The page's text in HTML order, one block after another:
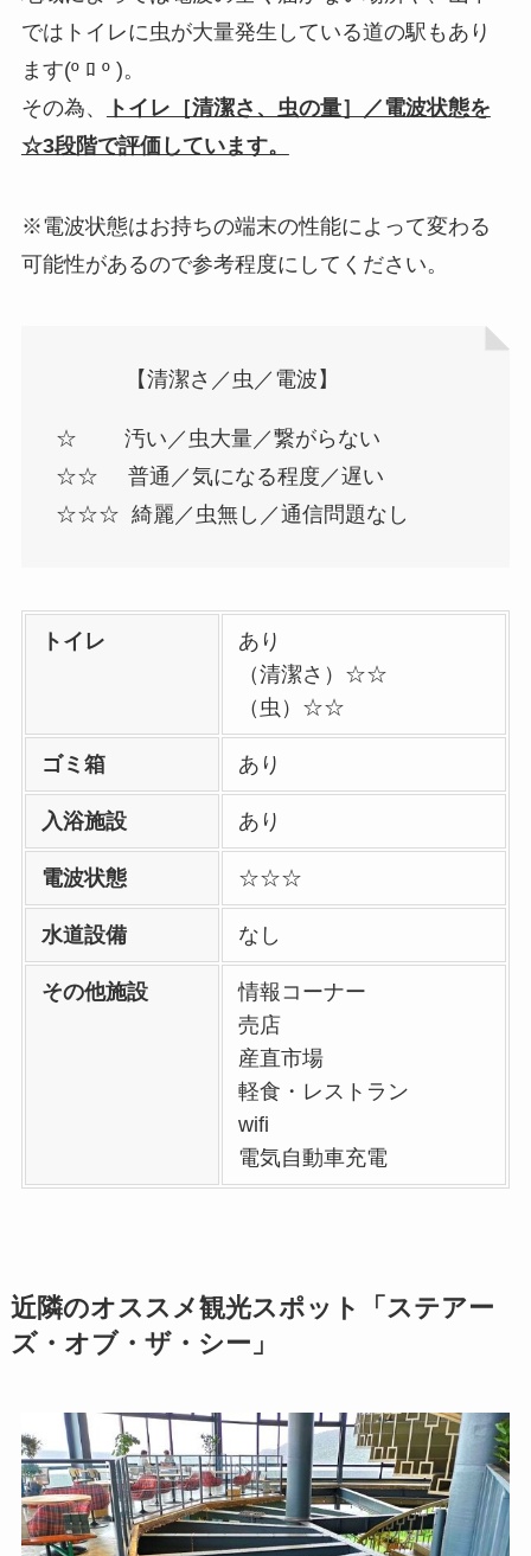
ではトイレに虫が大量発生している道の駅もあり
ます(º ﾛ º )。
その為、
トイレ［清潔さ、虫の量］／電波状態を
☆3段階で評価しています。
※電波状態はお持ちの端末の性能によって変わる
可能性があるので参考程度にしてください。
【清潔さ／虫／電波】
☆ 汚い／虫大量／繋がらない
☆☆ 普通／気になる程度／遅い
☆☆☆ 綺麗／虫無し／通信問題なし
トイレ
あり
（清潔さ）☆☆
（虫）☆☆
ゴミ箱 あり
入浴施設 あり
電波状態 ☆☆☆
水道設備 なし
その他施設
情報コーナー
売店
産直市場
軽食・レストラン
wifi
電気自動車充電
近隣のオススメ観光スポット「ステアー
ズ・オブ・ザ・シー」